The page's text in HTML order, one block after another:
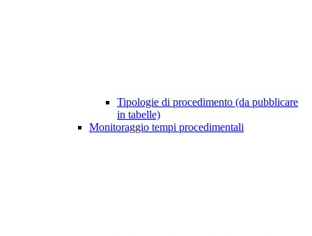
Tipologie di procedimento (da pubblicare
in tabelle)
Monitoraggio tempi procedimentali